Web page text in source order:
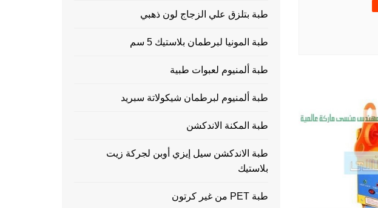
طبة بتلزق علي الزجاج لون ذهبي
طبة المونيا لبرطمان بلاستيك 5 سم
طبة ألمنيوم لعبوات طبية
طبة ألمنيوم لبرطمان شيكولاتة سبريد
طبة المكنة الاندكشن
طبة الاندكشن سيل إيزي أوبن لجركة زيت
بلاستيك
طبة PET من غير كرتون